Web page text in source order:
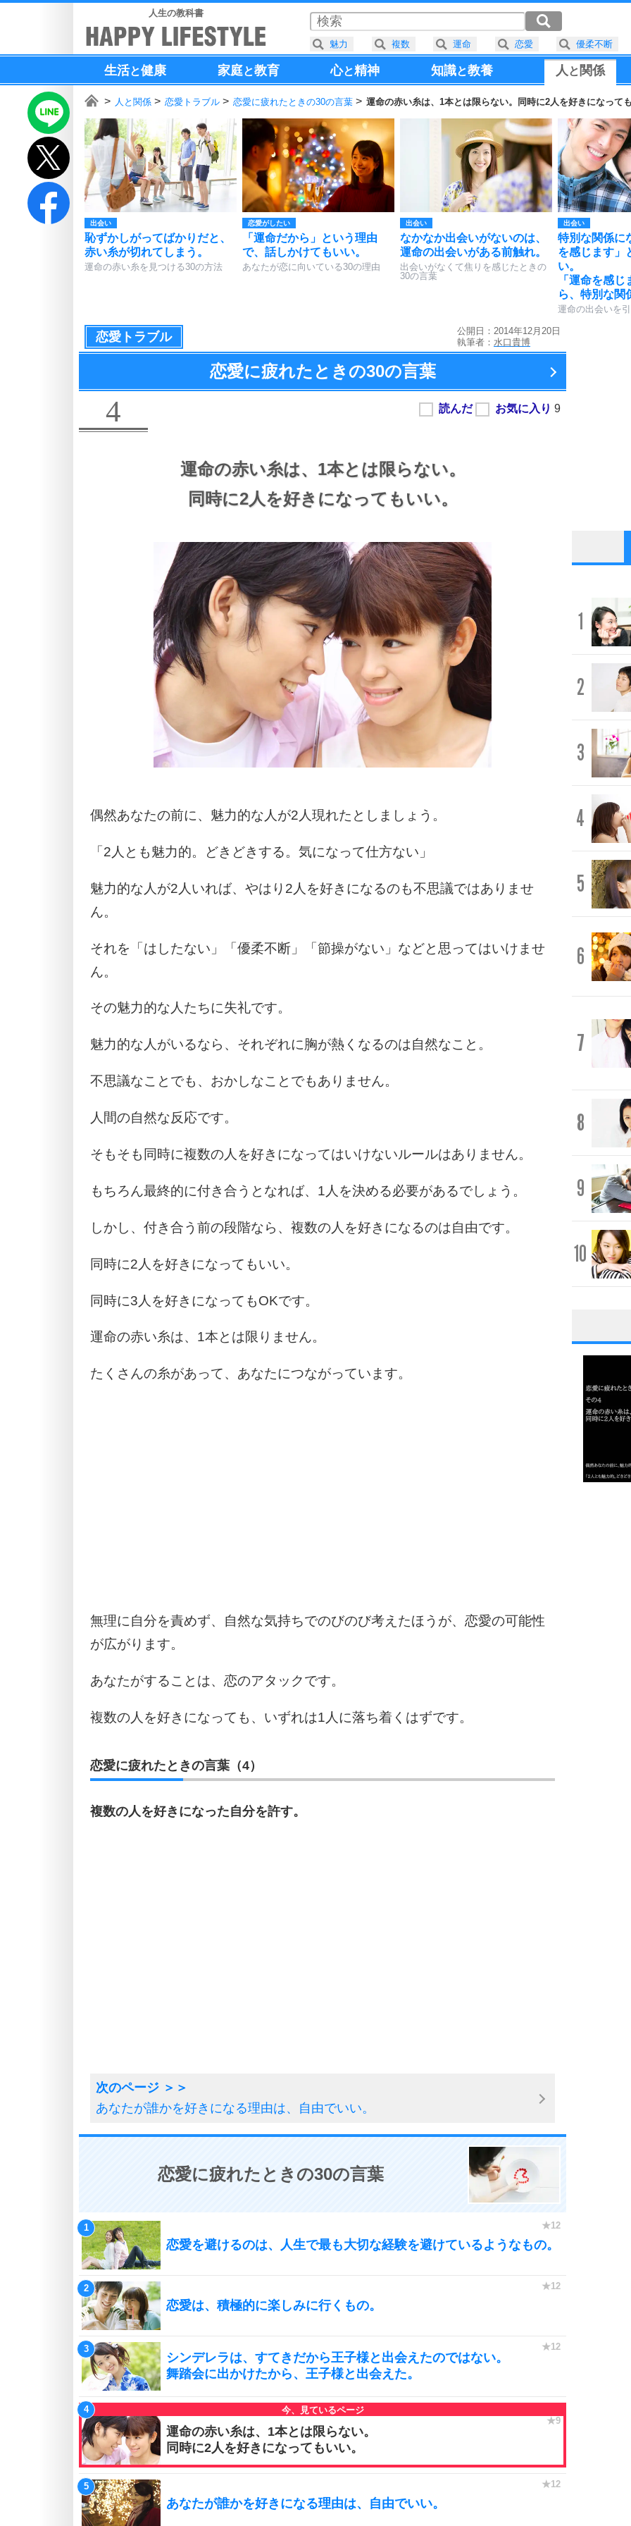
人生の教科書
生活と健康 家庭と教育 心と精神 知識と教養 人と 関係
人と関係 恋愛トラブル 恋愛に疲れたときの30の言葉 運命の赤い糸は、1本とは限らない。同時に2人を好きになっても
出会い
恥ずかしがってばかりだと、
赤い糸が切れてしまう。
運命の赤い糸を見つける30の方法
恋愛がしたい
「運命だから」という理由
で、話しかけてもいい。
あなたが恋に向いている30の理由
出会い
なかなか出会いがないのは、
運命の出会いがある前触れ。
出会いがなくて焦りを感じたときの
30の言葉
出会い
特別な関係に
を感じます」
い。
「運命を感
ら、特別な関
運命の出会いを
恋愛トラブル
公開日：2014年12月20日
執筆者： 水口貴博
恋愛に疲れたときの30の言葉
4
運命の赤い糸は、 1本とは限らない。
同時に2人を好きになってもいい。
偶然あなたの前に、魅力的な人が2人現れたとしましょう。
「2人とも魅力的。どきどきする。気になって仕方ない」
魅力的な人が2人いれば、やはり2人を好きになるのも不思議ではありませ
ん。
それを「はしたない」「優柔不断」「節操がない」などと思ってはいけませ
ん。
その魅力的な人たちに失礼です。
魅力的な人がいるなら、それぞれに胸が熱くなるのは自然なこと。
不思議なことでも、おかしなことでもありません。
人間の自然な反応です。
そもそも同時に複数の人を好きになってはいけないルールはありません。
もちろん最終的に付き合うとなれば、1人を決める必要があるでしょう。
しかし、付き合う前の段階なら、複数の人を好きになるのは自由です。
同時に2人を好きになってもいい。
同時に3人を好きになってもOKです。
運命の赤い糸は、1本とは限りません。
たくさんの糸があって、あなたにつながっています。
無理に自分を責めず、自然な気持ちでのびのび考えたほうが、恋愛の可能性
が広がります。
あなたがすることは、恋のアタックです。
複数の人を好きになっても、いずれは1人に落ち着くはずです。
恋愛に疲れたときの言葉（4）
複数の人を好きになった自分を許す。
あなたが誰かを好きになる理由は、自由でいい。
恋愛に疲れたときの30の言葉
恋愛を避けるのは、人生で最も大切な経験を避けているようなもの。
恋愛は、積極的に楽しみに行くもの。
シンデレラは、すてきだから王子様と出会えたのではない。
舞踏会に出かけたから、王子様と出会えた。
運命の赤い糸は、1本とは限らない。
同時に2人を好きになってもいい。
あなたが誰かを好きになる理由は、自由でいい。
1
2
3
4
5
6
7
8
9
10
1
3
魅力 複数 運命 恋愛 優柔不断